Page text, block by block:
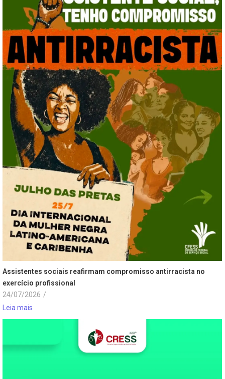
Assistentes sociais reafirmam compromisso antirracista no
exercício profissional
24/07/2026 /
Leia mais